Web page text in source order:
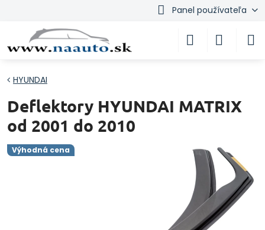
Panel používateľa
Výhodná cena
HYUNDAI
Deflektory HYUNDAI MATRIX
od 2001 do 2010